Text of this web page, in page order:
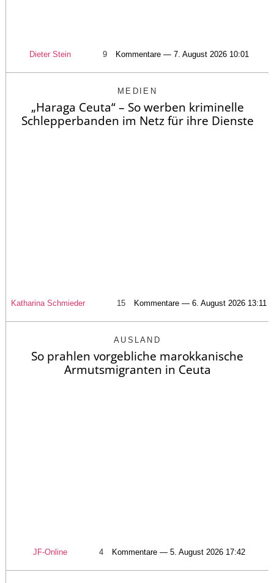
Dieter Stein 9 Kommentare — 7. August 2026 10:01
MEDIEN
„Haraga Ceuta“ – So werben kriminelle
Schlepperbanden im Netz für ihre Dienste
Katharina Schmieder 15 Kommentare — 6. August 2026 13:11
AUSLAND
So prahlen vorgebliche marokkanische
Armutsmigranten in Ceuta
JF-Online 4 Kommentare — 5. August 2026 17:42